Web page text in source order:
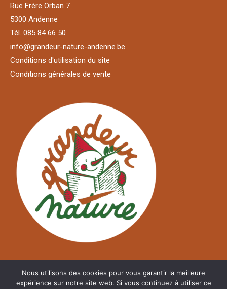
Rue Frère Orban 7
5300 Andenne
Tél. 085 84 66 50
info@grandeur-nature-andenne.be
Conditions d'utilisation du site
Conditions générales de vente
Nous utilisons des cookies pour vous garantir la meilleure
expérience sur notre site web. Si vous continuez à utiliser ce